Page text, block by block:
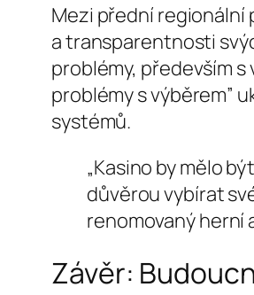
Mezi přední
a transparentnosti
problémy, především
problémy s výběrem”
systémů.
„Kasino by mělo
důvěrou vybírat
renomovaný herní
Závěr: